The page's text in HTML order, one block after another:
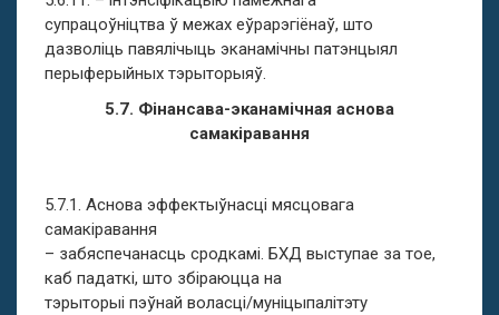
супрацоўніцтва ў межах еўрарэгіёнаў, што
дазволіць павялічыць эканамічны патэнцыял
перыферыйных тэрыторыяў.
5.7. Фінансава-эканамічная аснова
самакіравання
5.7.1. Аснова эффектыўнасці мясцовага
самакіравання
– забяспечанасць сродкамі. БХД выступае за тое,
каб падаткі, што збіраюцца на
тэрыторыі пэўнай воласці/муніцыпалітэту